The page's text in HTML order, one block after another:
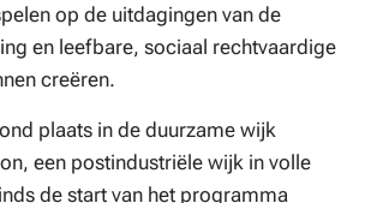
op de uitdagingen van de
en leefbare, sociaal rechtvaardige
creëren.
plaats in de duurzame wijk
een postindustriële wijk in volle
de start van het programma